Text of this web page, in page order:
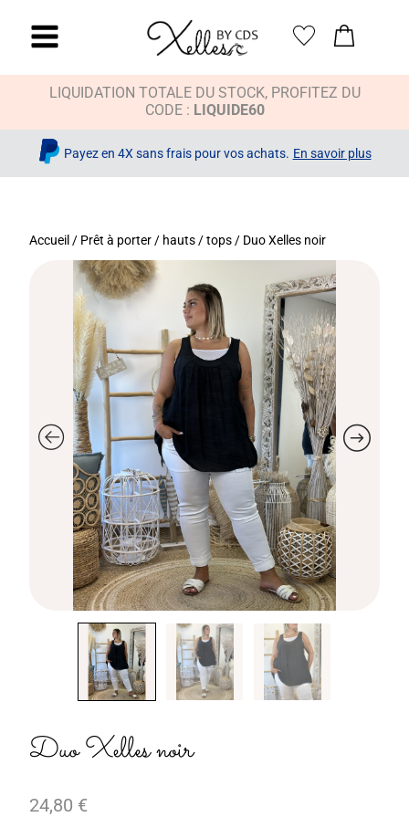
LIQUIDATION TOTALE DU STOCK, PROFITEZ DU
CODE : LIQUIDE60
Payez en 4X sans frais pour vos achats. En savoir plus
Accueil / Prêt à porter / hauts / tops / Duo Xelles noir
Duo Xelles noir
24,80 €